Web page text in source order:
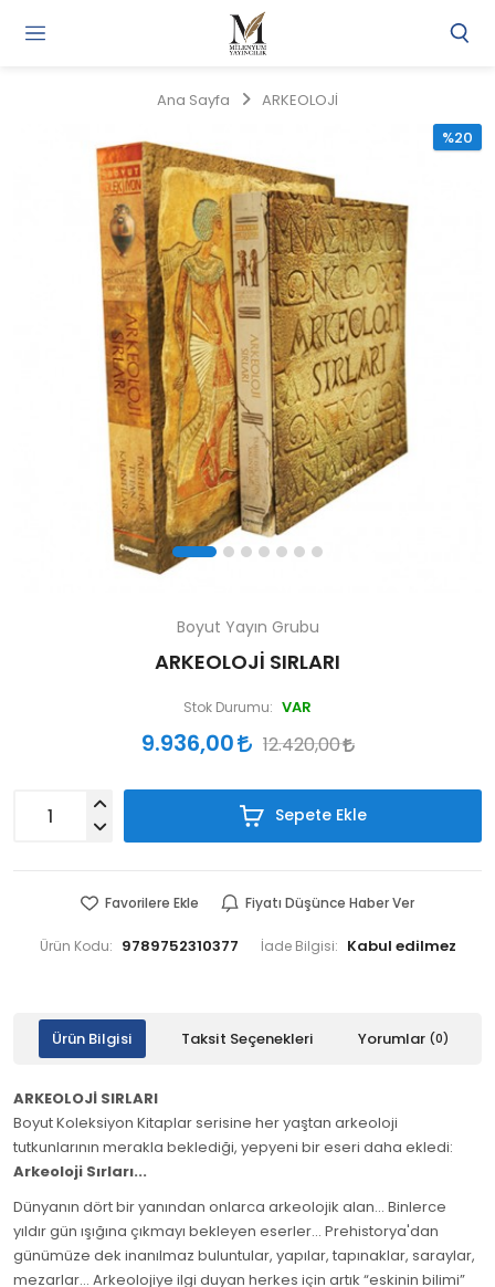
Ana Sayfa ARKEOLOJİ
%20
Boyut Yayın Grubu
ARKEOLOJİ SIRLARI
Stok Durumu: VAR
9.936,00 12.420,00
Sepete Ekle
Favorilere Ekle Fiyatı Düşünce Haber Ver
Ürün Kodu: 9789752310377 İade Bilgisi:
Ürün Bilgisi Taksit Seçenekleri Yorumlar (0)
ARKEOLOJİ SIRLARI
Boyut Koleksiyon Kitaplar serisine her yaştan arkeoloji
tutkunlarının merakla beklediği, yepyeni bir eseri daha ekledi:
Arkeoloji Sırları...
Dünyanın dört bir yanından onlarca arkeolojik alan... Binlerce
yıldır gün ışığına çıkmayı bekleyen eserler... Prehistorya'dan
günümüze dek inanılmaz buluntular, yapılar, tapınaklar, saraylar,
mezarlar... Arkeolojiye ilgi duyan herkes için artık “eskinin bilimi”